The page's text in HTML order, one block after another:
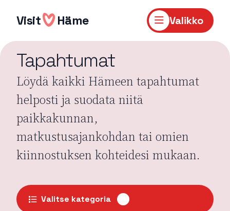
sisältöön
Visit Häme Valikko
Tapahtumat
Löydä kaikki Hämeen tapahtumat
helposti ja suodata niitä
paikkakunnan,
matkustusajankohdan tai omien
kiinnostuksen kohteidesi mukaan.
Valitse kategoria